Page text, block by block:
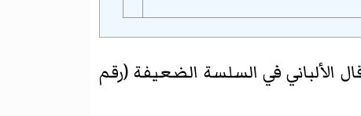
في السلسة الضعيفة (رقم